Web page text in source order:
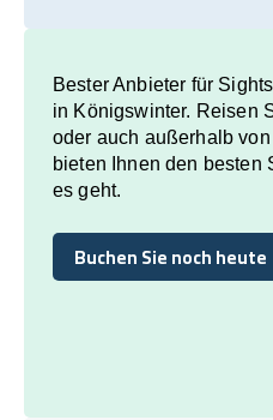
Bester Anbieter für
in Königswinter. Reisen
oder auch außerhalb
bieten Ihnen den besten
es geht.
Buchen Sie noch heute
Buchen Sie noch heute